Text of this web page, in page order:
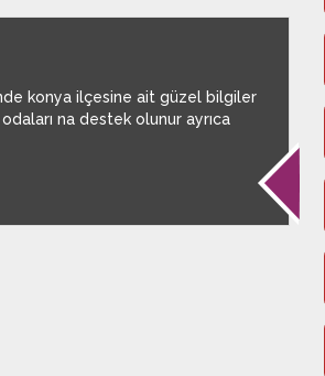
konya ilçesine ait güzel bilgiler
odaları na destek olunur ayrıca